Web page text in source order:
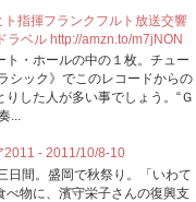
指揮フランクフルト放送交響
ラベル http://amzn.to/m7jNON
・ホールの中の１枚。チュー
シック》でこのレコードからの
した人が多い事でしょう。“Ｇ
...
2011 - 2011/10/8-10
間。盛岡で秋祭り。「いわて
べ物に、濱守栄子さんの復興支